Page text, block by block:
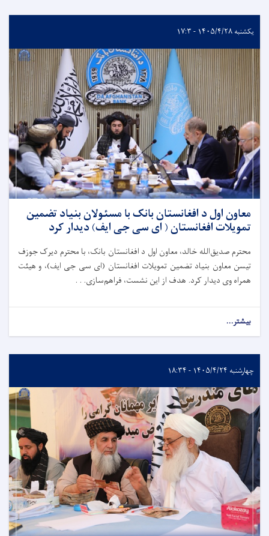
یکشنبه ۱۴۰۵/۴/۲۸ - ۱۷:۳
معاون اول د افغانستان بانک با مسئولان بنیاد تضمین
تمویلات افغانستان ( ای سی جی ایف) دیدار کرد
محترم صدیق‌الله خالد، معاون اول د افغانستان بانک، با محترم دیرک جوزف
تیسن معاون بنیاد تضمین تمویلات افغانستان (ای سی جی ایف)، و هیئت
همراه وی دیدار کرد. هدف از این نشست، فراهم‌سازی. . .
بیشتر...
چهارشنبه ۱۴۰۵/۴/۲۴ - ۱۸:۳۴